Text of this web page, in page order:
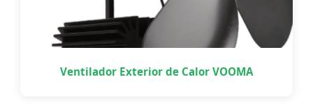
Ventilador Exterior de Calor VOOMA